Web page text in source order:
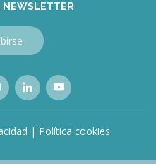
NEWSLETTER
| Política cookies